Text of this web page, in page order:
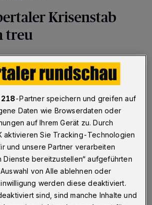
Krisenstab
treu
nicht schön, wenn es im Leben noch
muss man dem Wuppertaler
(falls er nicht gerade ruht) fast
am Elberfelder Döppersberg
nur zum Zuge, wer mindestens 60
Uhr Eine Minute Lesezeit
218-Partner speichern und greifen auf
Daten wie Browserdaten oder
auf Ihrem Gerät zu. Durch
aktivieren Sie Tracking-Technologien
und unsere Partner verarbeiten
Dienste bereitzustellen“ aufgeführten
von Alle ablehnen oder
werden diese deaktiviert.
sind, sind manche Inhalte und